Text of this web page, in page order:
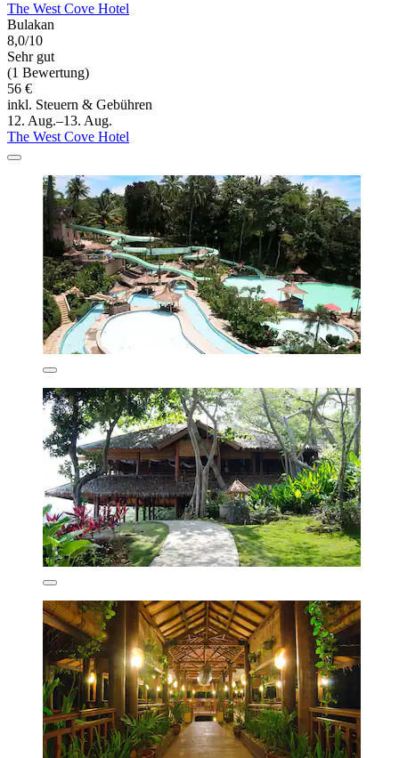
The West Cove Hotel
Bulakan
8,0/10
Sehr gut
(1 Bewertung)
56 €
inkl. Steuern & Gebühren
12. Aug.–13. Aug.
The West Cove Hotel